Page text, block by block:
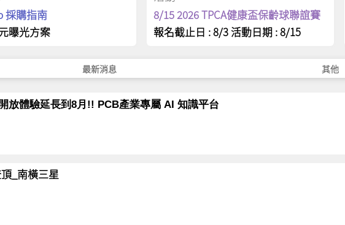
採購指南
曝光方案
8/15 2026 TPCA健康盃保齡球聯誼賽
報名截止日 : 8/3 活動日期 : 8/15
最新消息 其他
放體驗延長到8月!! PCB產業專屬 AI 知識平台
_南橫三星